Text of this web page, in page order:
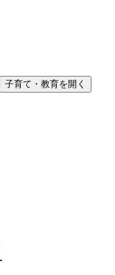
子育て・教育を開く